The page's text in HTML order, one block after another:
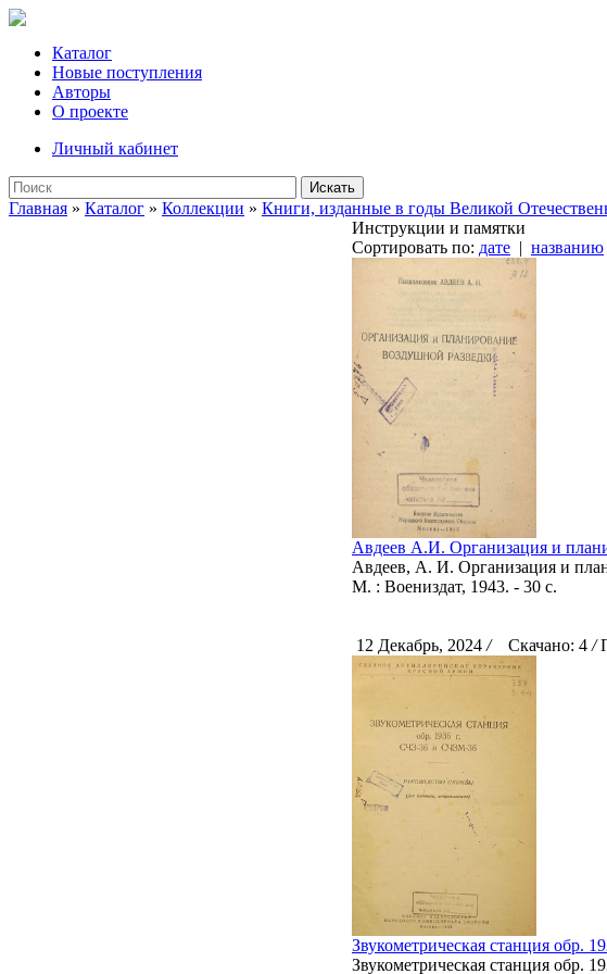
Каталог
Новые поступления
Авторы
О проекте
Личный кабинет
Искать
Главная » Каталог » Коллекции » Книги, изданные в годы Великой
Инструкции и памятки
Сортировать по: дате | названию
Авдеев А.И. Организация и
Авдеев, А. И. Организация и
М. : Воениздат, 1943. - 30 с.
12 Декабрь, 2024 /Скачано: 4 /
Звукометрическая станция обр.
Звукометрическая станция обр.